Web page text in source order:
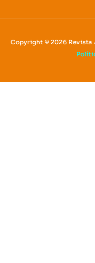
Copyright © 2026 Revista